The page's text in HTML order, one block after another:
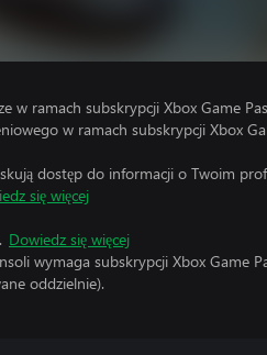
w ramach subskrypcji Xbox Game
w ramach subskrypcji Xbox
dostęp do informacji o Twoim
się więcej
Dowiedz się więcej
wymaga subskrypcji Xbox Game
oddzielnie).